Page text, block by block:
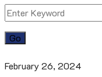
February 26, 2024